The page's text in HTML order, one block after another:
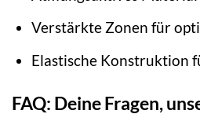
Verstärkte Zonen für
Elastische Konstruktion
FAQ: Deine Fragen,